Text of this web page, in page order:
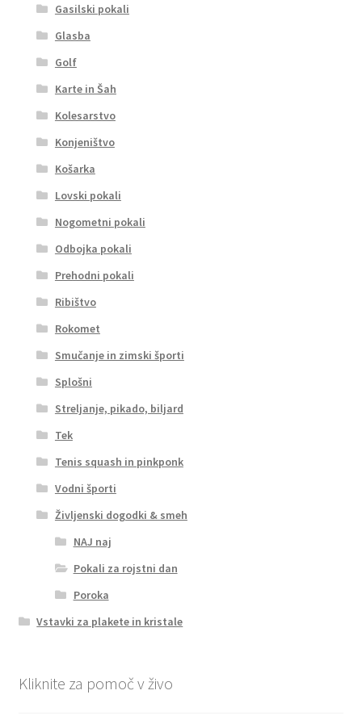
Gasilski pokali
Glasba
Golf
Karte in Šah
Kolesarstvo
Konjeništvo
Košarka
Lovski pokali
Nogometni pokali
Odbojka pokali
Prehodni pokali
Ribištvo
Rokomet
Smučanje in zimski športi
Splošni
Streljanje, pikado, biljard
Tek
Tenis squash in pinkponk
Vodni športi
Življenski dogodki & smeh
NAJ naj
Pokali za rojstni dan
Poroka
Vstavki za plakete in kristale
Kliknite za pomoč v živo